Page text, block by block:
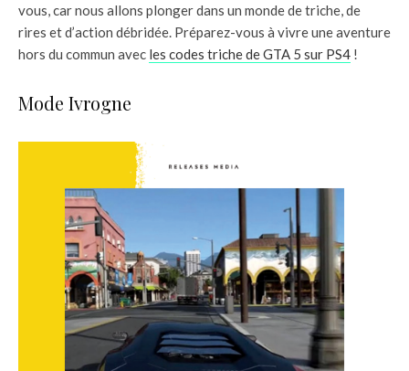
vous, car nous allons plonger dans un monde de triche, de
rires et d’action débridée. Préparez-vous à vivre une aventure
hors du commun avec les codes triche de GTA 5 sur PS4 !
Mode Ivrogne